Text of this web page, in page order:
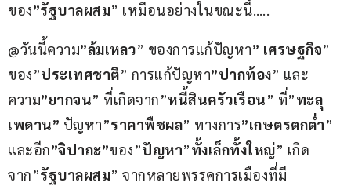
ของ”รัฐบาลผสม” เหมือนอย่างในขณะนี้…..
@วันนี้ความ”ล้มเหลว” ของการแก้ปัญหา” เศรษฐกิจ”
ของ”ประเทศชาติ” การแก้ปัญหา”ปากท้อง” และ
ความ”ยากจน” ที่เกิดจาก”หนี้สินครัวเรือน” ที่”ทะลุ
เพดาน” ปัญหา”ราคาพืชผล” ทางการ”เกษตรตกต่ำ”
และอีก”จิปาถะ”ของ”ปัญหา”ทั้งเล็กทั้งใหญ่” เกิด
จาก”รัฐบาลผสม” จากหลายพรรคการเมืองที่มี